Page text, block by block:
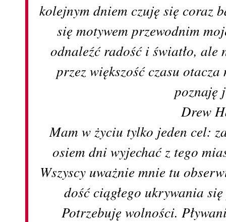
kolejnym dniem czuję się coraz
się motywem przewodnim
odnaleźć radość i światło,
przez większość czasu
poznaję
Drew
Mam w życiu tylko jeden cel:
osiem dni wyjechać z tego
Wszyscy uważnie mnie tu
dość ciągłego ukrywania
Potrzebuję wolności.